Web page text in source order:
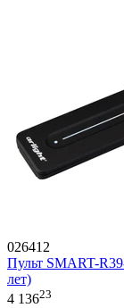
026412
Пульт SMART-
лет)
4 13623